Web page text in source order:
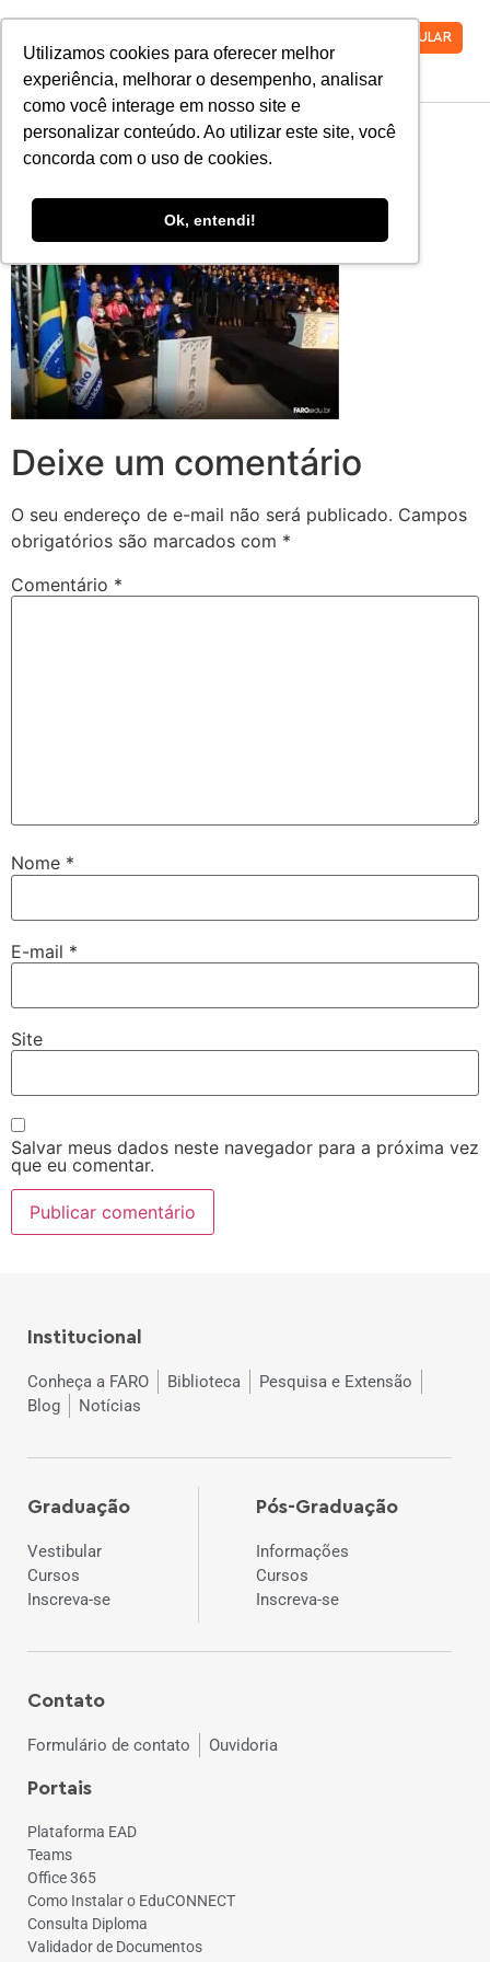
Utilizamos cookies para oferecer melhor
experiência, melhorar o desempenho, analisar
como você interage em nosso site e
personalizar conteúdo. Ao utilizar este site, você
concorda com o uso de cookies.
Ok, entendi!
VESTIBULAR
colacao-de-grau-
2019-2-5
Deixe um comentário
O seu endereço de e-mail não será publicado. Campos
obrigatórios são marcados com *
Comentário *
Nome *
E-mail *
Site
Salvar meus dados neste navegador para a próxima vez
que eu comentar.
Institucional
Conheça a FARO Biblioteca
Pesquisa e Extensão
Blog
Notícias
Graduação
Vestibular
Cursos
Inscreva-se
Pós-Graduação
Informações
Cursos
Inscreva-se
Contato
Formulário de contato Ouvidoria
Portais
Plataforma EAD
Teams
Office 365
Como Instalar o EduCONNECT
Consulta Diploma
Validador de Documentos